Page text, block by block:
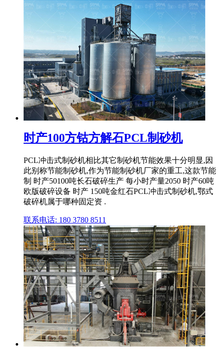
时产100方钴方解石PCL制砂机
PCL冲击式制砂机相比其它制砂机节能效果十分明显,因
此别称节能制砂机,作为节能制砂机厂家的重工,这款节能
制 时产50100吨长石破碎生产 每小时产量2050 时产60吨
欧版破碎设备 时产 150吨金红石PCL冲击式制砂机,鄂式
破碎机属于哪种固定资 .
联系电话: 180 3780 8511